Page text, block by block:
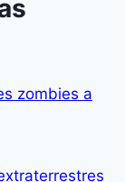
zombies a